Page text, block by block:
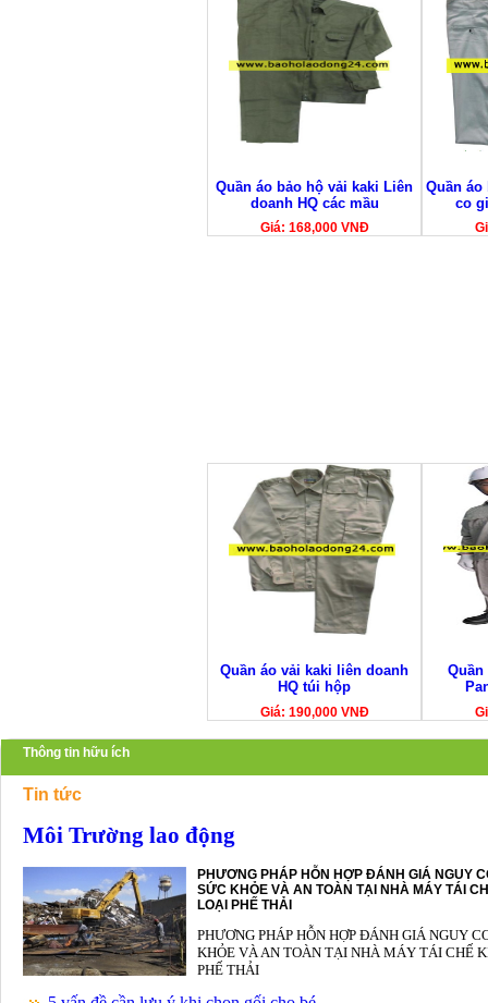
Quần áo bảo hộ vải kaki Liên
doanh HQ các mầu
Giá: 168,000 VNĐ
Quần
co
Quần áo vải kaki liên doanh
HQ túi hộp
Giá: 190,000 VNĐ
Quần
Thông tin hữu ích
Tin tức
Môi Trường lao động
PHƯƠNG PHÁP HỖN HỢP ĐÁNH GIÁ NGUY
SỨC KHỎE VÀ AN TOÀN TẠI NHÀ MÁY TÁI
LOẠI PHẾ THẢI
PHƯƠNG PHÁP HỖN HỢP ĐÁNH GIÁ NGUY
KHỎE VÀ AN TOÀN TẠI NHÀ MÁY TÁI CHẾ
PHẾ THẢI